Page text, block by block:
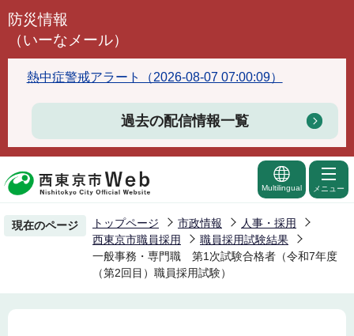
こ
頭
で
防災情報
（いーなメール）
熱中症警戒アラート（2026-08-07 07:00:09）
過去の配信情報一覧
Multilingual メニュー
現在のページ トップページ 市政情報
人事・採用
西東京市職員採用
職員採用試験結果
一般事務・専門職 第1次試験合格者（令和7年度
（第2回目）職員採用試験）